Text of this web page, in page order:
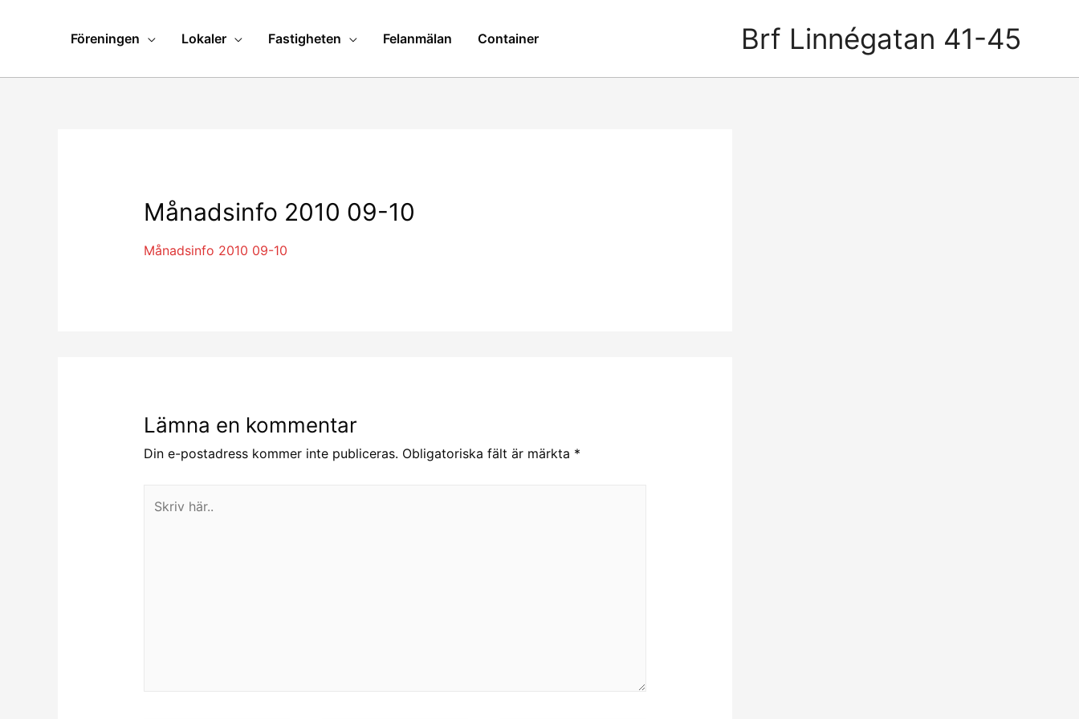
Brf Linnégatan 41-45
Föreningen Lokaler Fastigheten Felanmälan Container
Månadsinfo 2010 09-10
Månadsinfo 2010 09-10
Lämna en kommentar
Din e-postadress kommer inte publiceras. Obligatoriska fält är märkta *